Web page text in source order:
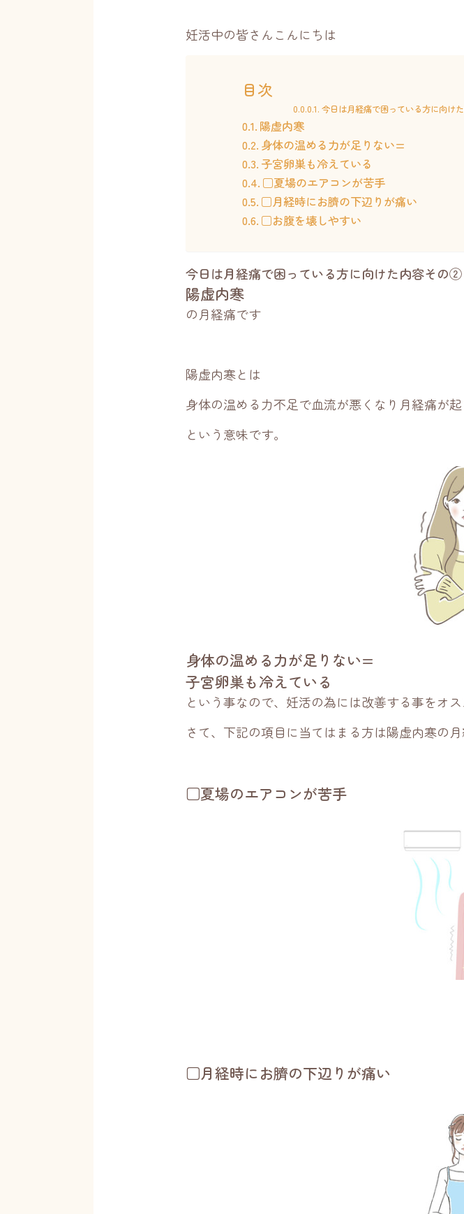
妊活中の皆さんこんにちは
目次
今日は月経痛で困っている方に向け
陽虚内寒
身体の温める力が足りない=
子宮卵巣も冷えている
□夏場のエアコンが苦手
□月経時にお臍の下辺りが痛い
□お腹を壊しやすい
今日は月経痛で困っている方に向けた内容その②
陽虚内寒
の月経痛です
陽虚内寒とは
身体の温める力不足で血流が悪くなり月経痛が
という意味です。
身体の温める力が足りない=
子宮卵巣も冷えている
という事なので、妊活の為には改善する事をオ
さて、下記の項目に当てはまる方は陽虚内寒の
□夏場のエアコンが苦手
□月経時にお臍の下辺りが痛い